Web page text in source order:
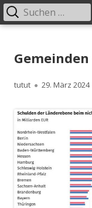
zum
Primäres
Autor
tutut
Veröffentlicht
29. März 2024